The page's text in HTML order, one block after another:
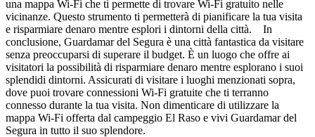
una mappa Wi-Fi che ti permette di trovare Wi-Fi gratuito nelle
vicinanze. Questo strumento ti permetterà di pianificare la tua visita
e risparmiare denaro mentre esplori i dintorni della città. In
conclusione, Guardamar del Segura è una città fantastica da visitare
senza preoccuparsi di superare il budget. È un luogo che offre ai
visitatori la possibilità di risparmiare denaro mentre esplorano i suoi
splendidi dintorni. Assicurati di visitare i luoghi menzionati sopra,
dove puoi trovare connessioni Wi-Fi gratuite che ti terranno
connesso durante la tua visita. Non dimenticare di utilizzare la
mappa Wi-Fi offerta dal campeggio El Raso e vivi Guardamar del
Segura in tutto il suo splendore.